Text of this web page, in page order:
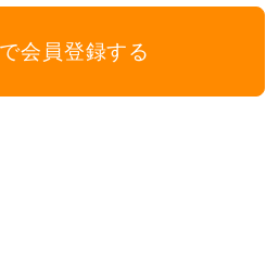
会員登録する